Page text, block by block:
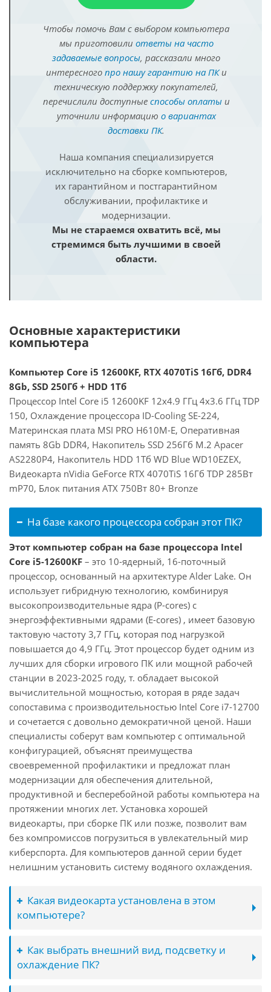
Чтобы помочь Вам с выбором компьютера
мы приготовили ответы на часто
задаваемые вопросы, рассказали много
интересного про нашу гарантию на ПКи
техническую поддержку покупателей,
перечислили доступные способы оплатыи
уточнили информацию о вариантах
доставки ПК.
Наша компания специализируется
исключительно на сборке компьютеров,
их гарантийном и постгарантийном
обслуживании, профилактике и
модернизации.
Мы не стараемся охватить всё, мы
стремимся быть лучшими в своей
области.
Основные характеристики
компьютера
Компьютер Core i5 12600KF, RTX 4070TiS 16Гб, DDR4
8Gb, SSD 250Гб + HDD 1Тб
Процессор Intel Core i5 12600KF 12x4.9 ГГц 4x3.6 ГГц TDP
150, Охлаждение процессора ID-Cooling SE-224,
Материнская плата MSI PRO H610M-E, Оперативная
память 8Gb DDR4, Накопитель SSD 256Гб M.2 Apacer
AS2280P4, Накопитель HDD 1Тб WD Blue WD10EZEX,
Видеокарта nVidia GeForce RTX 4070TiS 16Гб TDP 285Вт
mP70, Блок питания ATX 750Вт 80+ Bronze
На базе какого процессора собран этот ПК?
Этот компьютер собран на базе процессора Intel
Core i5-12600KF – это 10-ядерный, 16-поточный
процессор, основанный на архитектуре Alder Lake. Он
использует гибридную технологию, комбинируя
высокопроизводительные ядра (P-cores) с
энергоэффективными ядрами (E-cores) , имеет базовую
тактовую частоту 3,7 ГГц, которая под нагрузкой
повышается до 4,9 ГГц. Этот процессор будет одним из
лучших для сборки игрового ПК или мощной рабочей
станции в 2023-2025 году, т. обладает высокой
вычислительной мощностью, которая в ряде задач
сопоставима с производительностью Intel Core i7-12700
и сочетается с довольно демократичной ценой. Наши
специалисты соберут вам компьютер с оптимальной
конфигурацией, объяснят преимущества
своевременной профилактики и предложат план
модернизации для обеспечения длительной,
продуктивной и бесперебойной работы компьютера на
протяжении многих лет. Установка хорошей
видеокарты, при сборке ПК или позже, позволит вам
без компромиссов погрузиться в увлекательный мир
киберспорта. Для компьютеров данной серии будет
нелишним установить систему водяного охлаждения.
Какая видеокарта установлена в этом
компьютере?
Как выбрать внешний вид, подсветку и
охлаждение ПК?